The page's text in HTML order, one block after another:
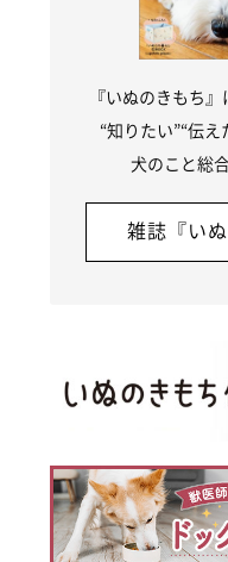
『いぬのきもち
“知りたい”“伝
犬のこと総
雑誌『い